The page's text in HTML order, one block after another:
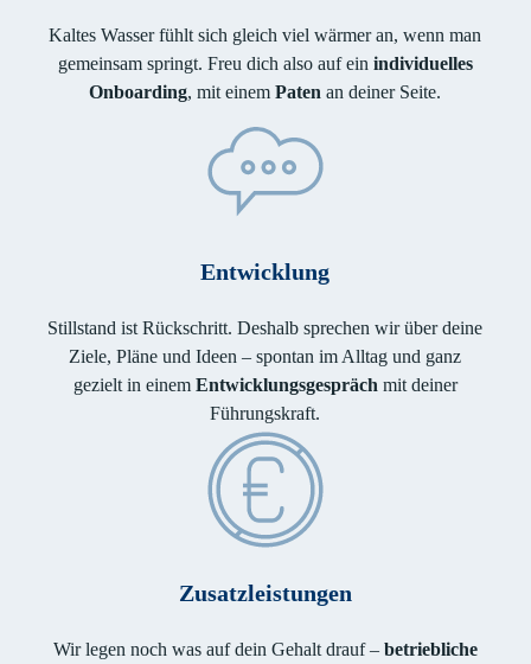
Kaltes Wasser fühlt sich gleich viel wärmer an, wenn man
gemeinsam springt. Freu dich also auf ein individuelles
Onboarding, mit einemPatenan deiner Seite.
Entwicklung
Stillstand ist Rückschritt. Deshalb sprechen wir über deine
Ziele, Pläne und Ideen – spontan im Alltag und ganz
gezielt in einem Entwicklungsgespräch mit deiner
Führungskraft.
Zusatzleistungen
Wir legen noch was auf dein Gehalt drauf – betriebliche